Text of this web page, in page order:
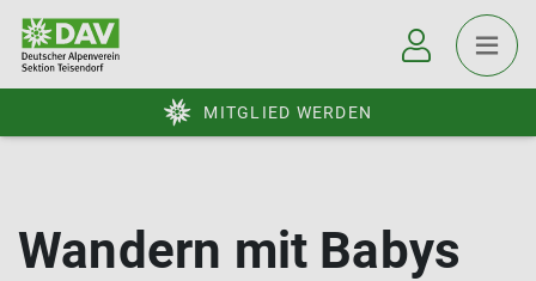
MITGLIED WERDEN
Wandern mit Babys